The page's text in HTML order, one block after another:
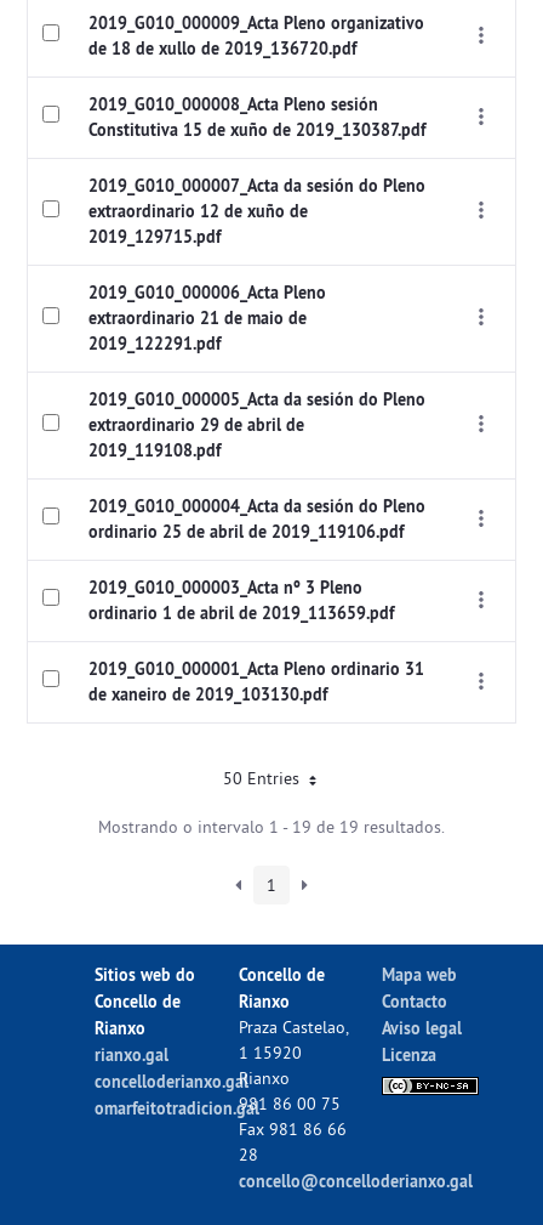
2019_G010_000009_Acta Pleno organizativo
de 18 de xullo de 2019_136720.pdf
2019_G010_000008_Acta Pleno sesión
Constitutiva 15 de xuño de 2019_130387.pdf
2019_G010_000007_Acta da sesión do Pleno
extraordinario 12 de xuño de
2019_129715.pdf
2019_G010_000006_Acta Pleno
extraordinario 21 de maio de
2019_122291.pdf
2019_G010_000005_Acta da sesión do Pleno
extraordinario 29 de abril de
2019_119108.pdf
2019_G010_000004_Acta da sesión do Pleno
ordinario 25 de abril de 2019_119106.pdf
2019_G010_000003_Acta nº 3 Pleno
ordinario 1 de abril de 2019_113659.pdf
2019_G010_000001_Acta Pleno ordinario 31
de xaneiro de 2019_103130.pdf
50 Entries
Mostrando o intervalo 1 - 19 de 19 resultados.
1
Sitios web do
Concello de
Rianxo
rianxo.gal
concelloderianxo.gal
omarfeitotradicion.gal
Concello de
Rianxo
Praza Castelao,
1 15920
Rianxo
981 86 00 75
Fax 981 86 66
28
concello@concelloderianxo.gal
Mapa web
Contacto
Aviso legal
Licenza